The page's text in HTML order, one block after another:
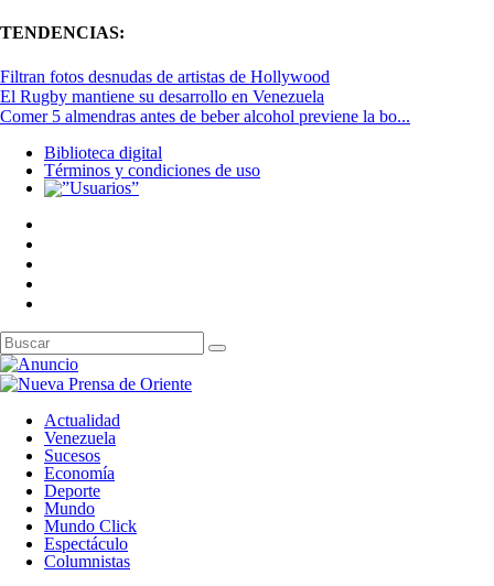
TENDENCIAS:
Filtran fotos desnudas de artistas de Hollywood
El Rugby mantiene su desarrollo en Venezuela
Comer 5 almendras antes de beber alcohol previene la bo...
Biblioteca digital
Términos y condiciones de uso
Actualidad
Venezuela
Sucesos
Economía
Deporte
Mundo
Mundo Click
Espectáculo
Columnistas